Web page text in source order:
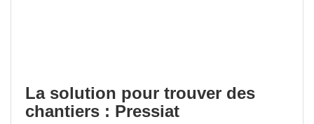
La solution pour trouver des
chantiers : Pressiat